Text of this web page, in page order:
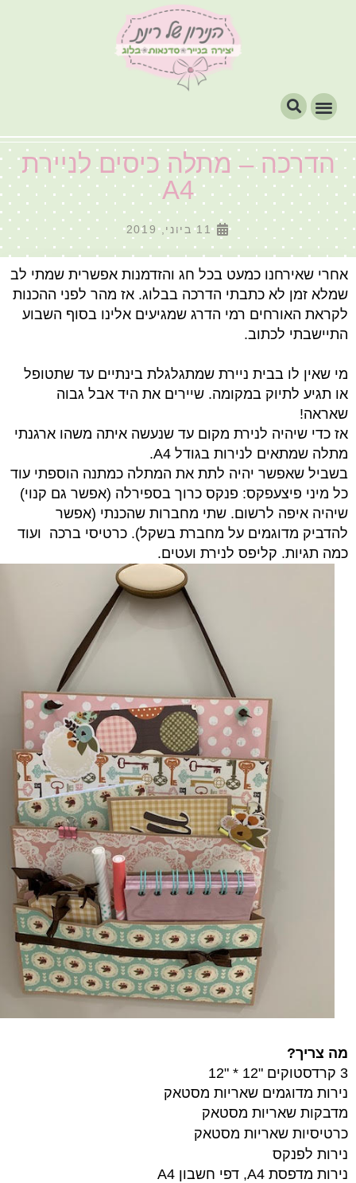
הדרכה – מתלה כיסים לניירת
A4
11 ביוני, 2019
אחרי שאירחנו כמעט בכל חג והזדמנות אפשרית שמתי לב
שמלא זמן לא כתבתי הדרכה בבלוג. אז מהר לפני ההכנות
לקראת האורחים רמי הדרג שמגיעים אלינו בסוף השבוע
התיישבתי לכתוב.
מי שאין לו בבית ניירת שמתגלגלת בינתיים עד שתטופל
או תגיע לתיוק במקומה. שיירים את היד אבל גבוה
שאראה!
אז כדי שיהיה לנירת מקום עד שנעשה איתה משהו ארגנתי
מתלה שמתאים לנירות בגודל A4.
בשביל שאפשר יהיה לתת את המתלה כמתנה הוספתי עוד
כל מיני פיצעפקס: פנקס כרוך בספירלה (אפשר גם קנוי)
שיהיה איפה לרשום. שתי מחברות שהכנתי (אפשר
להדביק מדוגמים על מחברת בשקל). כרטיסי ברכה ועוד
כמה תגיות. קליפס לנירת ועטים.
מה צריך?
3 קרדסטוקים "12 * "12
נירות מדוגמים שאריות מסטאק
מדבקות שאריות מסטאק
כרטיסיות שאריות מסטאק
נירות לפנקס
נירות מדפסת A4, דפי חשבון A4